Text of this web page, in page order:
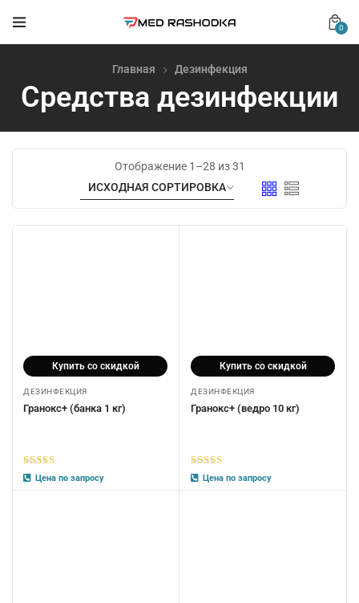
0
Главная Дезинфекция
Средства дезинфекции
Отображение 1–28 из 31
Купить со скидкой
ДЕЗИНФЕКЦИЯ
Гранокс+ (банка 1 кг)
5из 5
Цена по запросу
Купить со скидкой
ДЕЗИНФЕКЦИЯ
Гранокс+ (ведро 10 кг)
5из 5
Цена по запросу